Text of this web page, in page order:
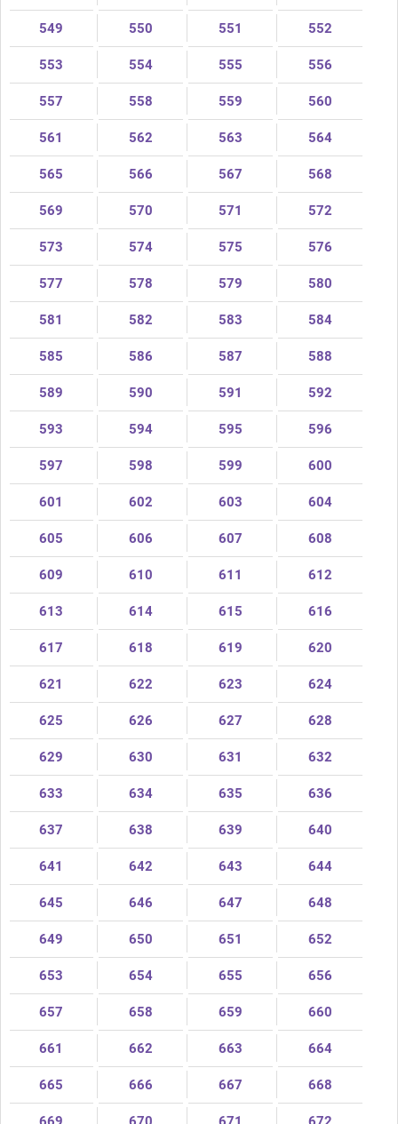
549 550 551 552
553 554 555 556
557 558 559 560
561 562 563 564
565 566 567 568
569 570 571 572
573 574 575 576
577 578 579 580
581 582 583 584
585 586 587 588
589 590 591 592
593 594 595 596
597 598 599 600
601 602 603 604
605 606 607 608
609 610 611 612
613 614 615 616
617 618 619 620
621 622 623 624
625 626 627 628
629 630 631 632
633 634 635 636
637 638 639 640
641 642 643 644
645 646 647 648
649 650 651 652
653 654 655 656
657 658 659 660
661 662 663 664
665 666 667 668